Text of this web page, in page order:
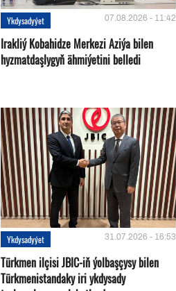
Ykdysadyýet 07.08.2026 - 11:42
Irakliý Kobahidze Merkezi Aziýa bilen
hyzmatdaşlygyň ähmiýetini belledi
Ykdysadyýet 31.07.2026 - 16:53
Türkmen ilçisi JBIC-iň ýolbaşçysy bilen
Türkmenistandaky iri ykdysady